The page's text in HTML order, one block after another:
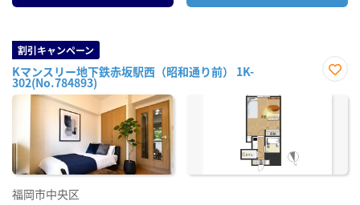
割引キャンペーン
Kマンスリー地下鉄赤坂駅西（昭和通り前） 1K-
302(No.784893)
に入
福岡市中央区